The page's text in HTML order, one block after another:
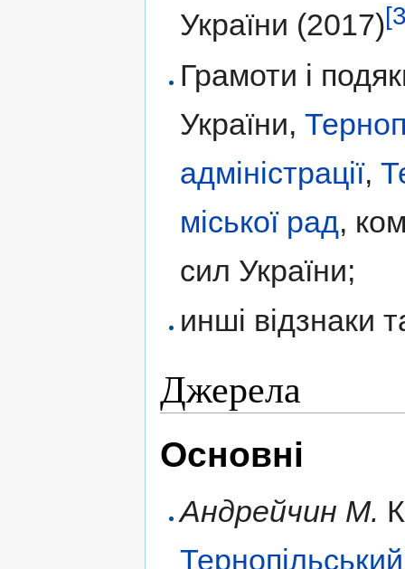
України (2017)
Грамоти і
України,
адміністрації,
міської рад,
сил України;
инші відзнаки
Джерела
Основні
Андрейчин М.